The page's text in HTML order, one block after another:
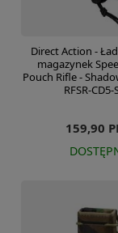
Direct Action -
magazynek
Pouch Rifle -
RFSR-CD5-
159,90